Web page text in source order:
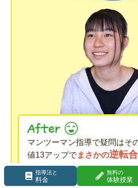
マンツーマン指導で疑問はそ
値13アップでまさかの逆転
指導法と
料金
無料の
体験授業